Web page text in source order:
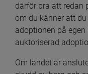
därför bra att redan
om du känner att
adoptionen på
auktoriserad
Om landet är